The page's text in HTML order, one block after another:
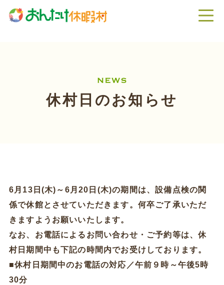
休村日のお知らせ
6月13日(木)～6月20日(木)の期間は、設備点検の関
係で休館とさせていただきます。何卒ご了承いただ
きますようお願いいたします。
なお、お電話によるお問い合わせ・ご予約等は、休
村日期間中も下記の時間内でお受けしております。
■休村日期間中のお電話の対応／午前９時～午後5時
30分